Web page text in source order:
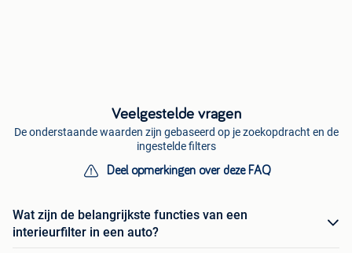
Veelgestelde vragen
De onderstaande waarden zijn gebaseerd op je zoekopdracht en de
ingestelde filters
Deel opmerkingen over deze FAQ
Wat zijn de belangrijkste functies van een
interieurfilter in een auto?